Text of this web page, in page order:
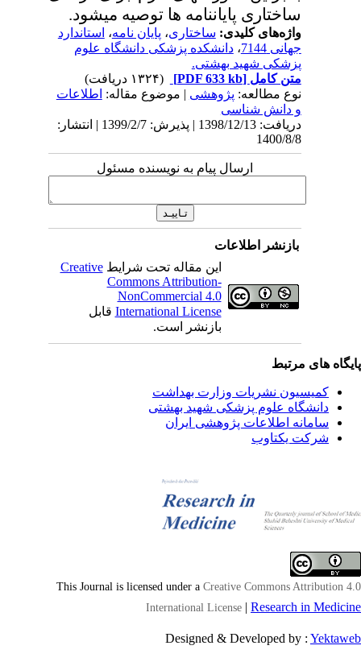
ساختاری پایان­نامه ­ها توصیه می­شود.
واژه‌های کلیدی:ساختاری،پایان نامه،استاندارد
جهانی 7144
،دانشکده پزشکی دانشگاه علوم
پزشکی شهید بهشتی.
متن کامل[PDF 633 kb]
نوع مطالعه:پژوهشی| موضوع مقاله:اطلاعات
و دانش شناسی
دریافت: 1398/12/13 | پذیرش: 1399/2/7 | انتشار:
1400/8/8
ارسال پیام به نویسنده مسئول
بازنشر اطلاعات
این مقاله تحت شرایطCreative
Commons Attribution-
NonCommercial 4.0
International Licenseقابل
بازنشر است.
های مرتبط
کمیسیون نشریات وزارت بهداشت
دانشگاه علوم پزشکی شهید بهشتی
سامانه اطلاعات پژوهشی ایران
شرکت یکتاوب
This Journal is licensed under aCreative Commons Attribution
International License |Research in
Designed & Developed by :